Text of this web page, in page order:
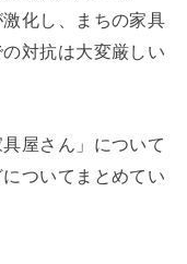
化し、まちの家具
対抗は大変厳しい
屋さん」について
ついてまとめてい